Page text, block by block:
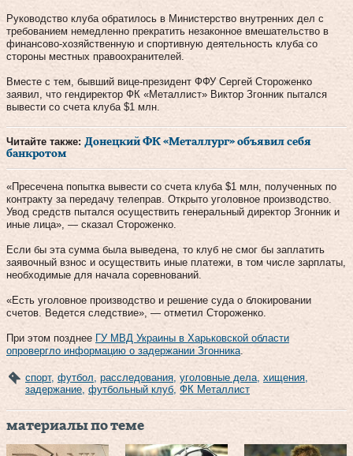
Руководство клуба обратилось в Министерство внутренних дел с
требованием немедленно прекратить незаконное вмешательство в
финансово-хозяйственную и спортивную деятельность клуба со
стороны местных правоохранителей.
Вместе с тем, бывший вице-президент ФФУ Сергей Стороженко
заявил, что гендиректор ФК «Металлист» Виктор Згонник пытался
вывести со счета клуба $1 млн.
Читайте также: Донецкий ФК «Металлург» объявил себя
банкротом
«Пресечена попытка вывести со счета клуба $1 млн, полученных по
контракту за передачу телеправ. Открыто уголовное производство.
Увод средств пытался осуществить генеральный директор Згонник и
иные лица», — сказал Стороженко.
Если бы эта сумма была выведена, то клуб не смог бы заплатить
заявочный взнос и осуществить иные платежи, в том числе зарплаты,
необходимые для начала соревнований.
«Есть уголовное производство и решение суда о блокировании
счетов. Ведется следствие», — отметил Стороженко.
При этом позднее ГУ МВД Украины в Харьковской области
опровергло информацию о задержании Згонника .
спорт, футбол расследования уголовные дела хищения
задержание футбольный клуб ФК Металлист
материалы по теме